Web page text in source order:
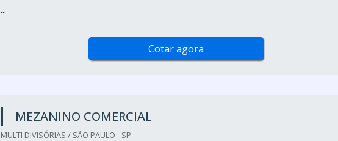
...
Cotar agora
MEZANINO COMERCIAL
MULTI DIVISÓRIAS / SÃO PAULO - SP